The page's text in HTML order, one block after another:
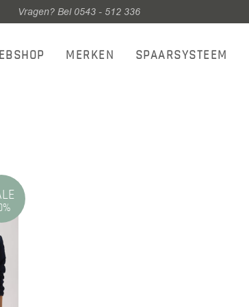
Vragen? Bel 0543 - 512 336
MERKEN SPAARSYSTEEM